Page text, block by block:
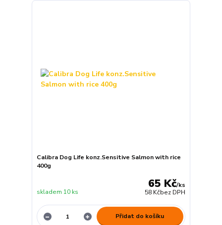
Calibra Dog Life konz.Sensitive Salmon with rice
400g
65 Kč/ks
58 Kčbez DPH
skladem 10 ks
Přidat do košíku